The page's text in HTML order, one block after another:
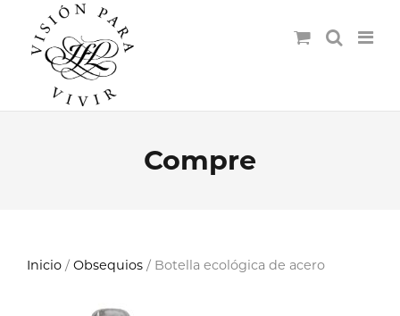
Compre
Inicio / Obsequios / Botella ecológica de acero